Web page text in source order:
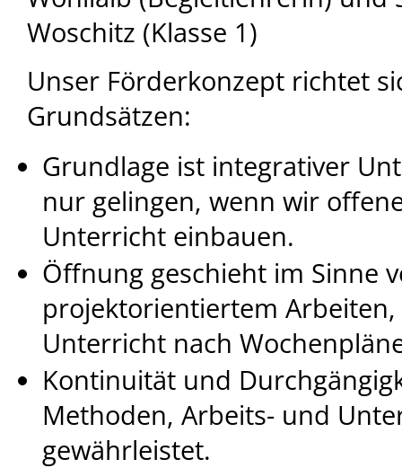
Woschitz (Klasse 1)
Unser Förderkonzept richtet
Grundsätzen:
Grundlage ist integrativer
nur gelingen, wenn wir
Unterricht einbauen.
Öffnung geschieht im Sinne
projektorientiertem
Unterricht nach
Kontinuität und
Methoden, Arbeits- und
gewährleistet.